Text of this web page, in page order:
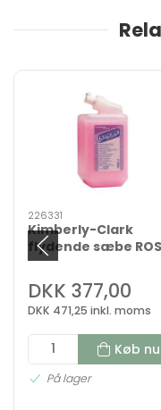
226331
Kimberly-Clark
flydende sæbe
6 x 1 liter
DKK 377,00
DKK 471,25 inkl. moms
Køb nu
På lager